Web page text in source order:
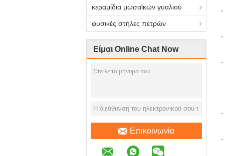
κεραμίδια μωσαϊκών γυαλιού
φυσικές στήλες πετρών
Είμαι Online Chat Now
Επικοινωνία